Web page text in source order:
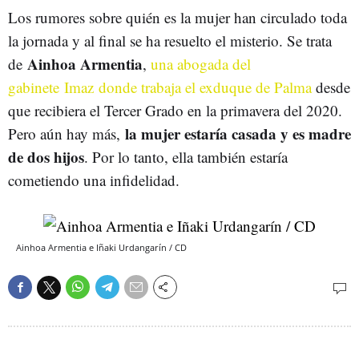
Los rumores sobre quién es la mujer han circulado toda
la jornada y al final se ha resuelto el misterio. Se trata
de Ainhoa Armentia, una abogada del
gabinete Imaz donde trabaja el exduque de Palmadesde
que recibiera el Tercer Grado en la primavera del 2020.
Pero aún hay más, la mujer estaría casada y es madre
de dos hijos. Por lo tanto, ella también estaría
cometiendo una infidelidad.
Ainhoa Armentia e Iñaki Urdangarín / CD